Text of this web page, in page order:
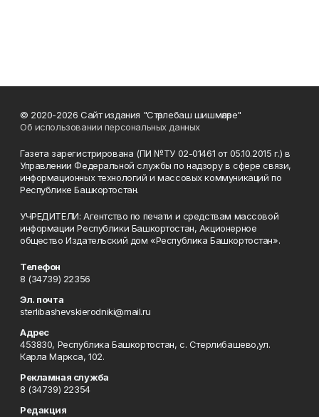
© 2020-2026 Сайт издания "Стәрлебаш шишмәләре"
Об использовании персональных данных
Газета зарегистрирована (ПИ №ТУ 02-01461 от 05.10.2015 г.) в
Управлении Федеральной службы по надзору в сфере связи,
информационных технологий и массовых коммуникаций по
Республике Башкортостан.
УЧРЕДИТЕЛИ: Агентство по печати и средствам массовой
информации Республики Башкортостан, Акционерное
общество Издательский дом «Республика Башкортостан».
Телефон
8 (34739) 22356
Эл. почта
sterlibashevskierodniki@mail.ru
Адрес
453830, Республика Башкортостан, c. Стерлибашево,ул.
Карла Маркса, 102.
Рекламная служба
8 (34739) 22354
Редакция